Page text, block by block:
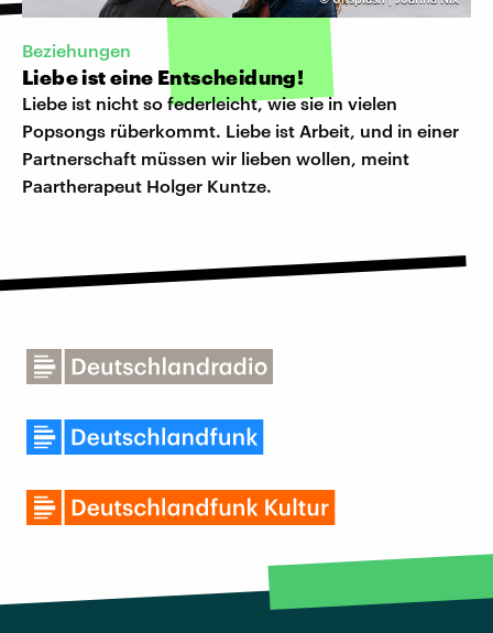
Beziehungen
Liebe ist eine Entscheidung!
Liebe ist nicht so federleicht, wie sie in vielen
Popsongs rüberkommt. Liebe ist Arbeit, und in einer
Partnerschaft müssen wir lieben wollen, meint
Paartherapeut Holger Kuntze.